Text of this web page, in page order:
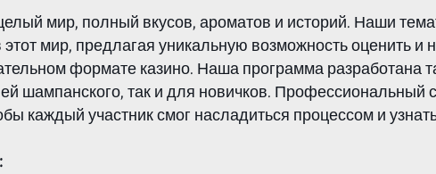
мир, полный вкусов, ароматов и историй. Наши
мир, предлагая уникальную возможность оценить и
формате казино. Наша программа разработана
шампанского, так и для новичков. Профессиональный
каждый участник смог насладиться процессом и